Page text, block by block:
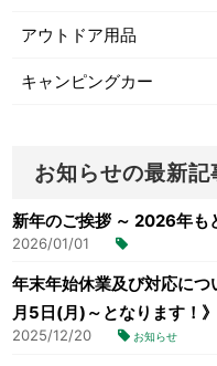
アウトドア用品
キャンピングカー
お知らせの最新記
新年のご挨拶 ～ 2026年も
2026/01/01
年末年始休業及び対応につ
月5日(月)～となります！》
2025/12/20 お知らせ